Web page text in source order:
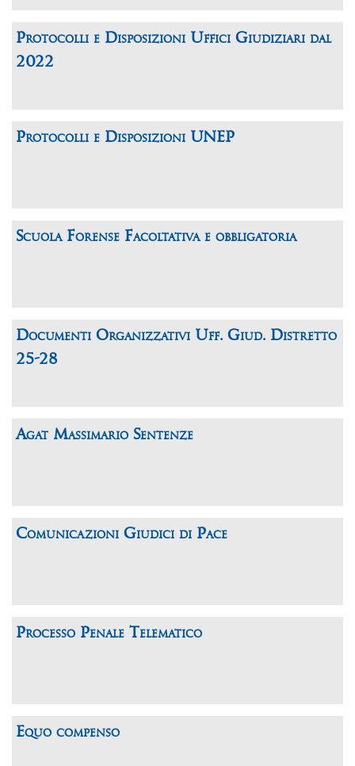
Protocolli e Disposizioni Uffici Giudiziari dal
2022
Protocolli e Disposizioni UNEP
Scuola Forense Facoltativa e obbligatoria
Documenti Organizzativi Uff. Giud. Distretto
25-28
Agat Massimario Sentenze
Comunicazioni Giudici di Pace
Processo Penale Telematico
Equo compenso